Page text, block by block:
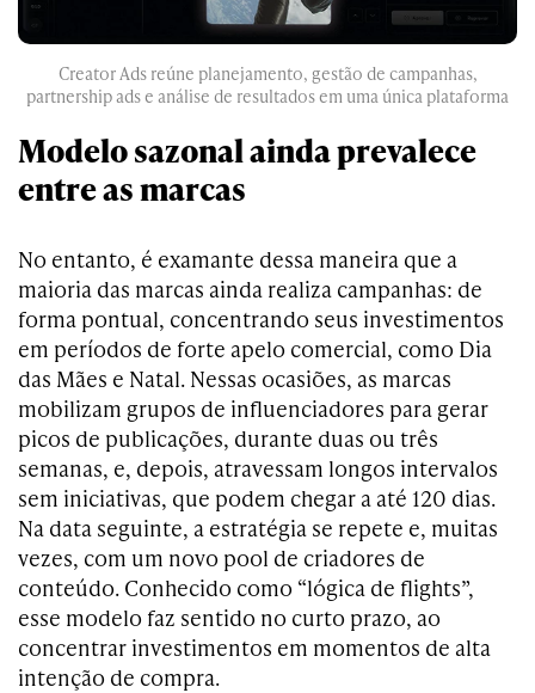
Creator Ads reúne planejamento, gestão de campanhas,
partnership ads e análise de resultados em uma única plataforma
Modelo sazonal ainda prevalece
entre as marcas
No entanto, é examante dessa maneira que a
maioria das marcas ainda realiza campanhas: de
forma pontual, concentrando seus investimentos
em períodos de forte apelo comercial, como Dia
das Mães e Natal. Nessas ocasiões, as marcas
mobilizam grupos de influenciadores para gerar
picos de publicações, durante duas ou três
semanas, e, depois, atravessam longos intervalos
sem iniciativas, que podem chegar a até 120 dias.
Na data seguinte, a estratégia se repete e, muitas
vezes, com um novo pool de criadores de
conteúdo. Conhecido como “lógica de flights”,
esse modelo faz sentido no curto prazo, ao
concentrar investimentos em momentos de alta
intenção de compra.